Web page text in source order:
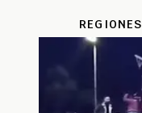
REGIONES